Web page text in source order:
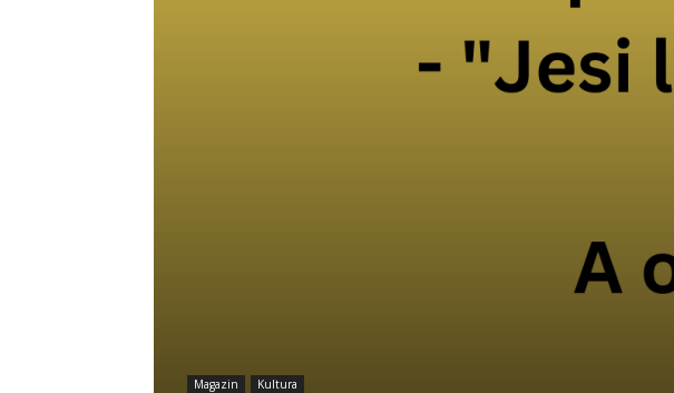
Magazin Kultura